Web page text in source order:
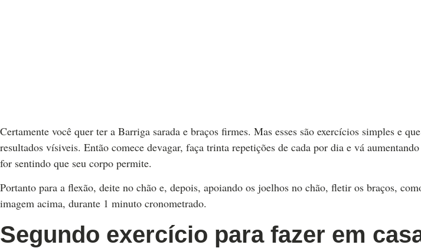
Certamente você quer ter a Barriga sarada e braços firmes. Mas esses são exercícios simples e
resultados vísiveis. Então comece devagar, faça trinta repetições de cada por dia e vá
for sentindo que seu corpo permite.
Portanto para a flexão, deite no chão e, depois, apoiando os joelhos no chão, fletir os braços,
imagem acima, durante 1 minuto cronometrado.
Segundo exercício para fazer em